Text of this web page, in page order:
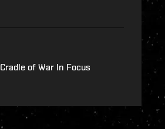
Cradle of War In Focus